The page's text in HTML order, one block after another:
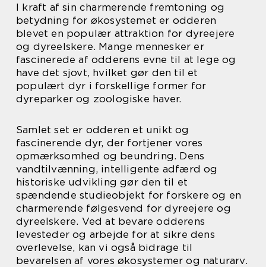
I kraft af sin charmerende fremtoning og
betydning for økosystemet er odderen
blevet en populær attraktion for dyreejere
og dyreelskere. Mange mennesker er
fascinerede af odderens evne til at lege og
have det sjovt, hvilket gør den til et
populært dyr i forskellige former for
dyreparker og zoologiske haver.
Samlet set er odderen et unikt og
fascinerende dyr, der fortjener vores
opmærksomhed og beundring. Dens
vandtilvænning, intelligente adfærd og
historiske udvikling gør den til et
spændende studieobjekt for forskere og en
charmerende følgesvend for dyreejere og
dyreelskere. Ved at bevare odderens
levesteder og arbejde for at sikre dens
overlevelse, kan vi også bidrage til
bevarelsen af vores økosystemer og naturarv.